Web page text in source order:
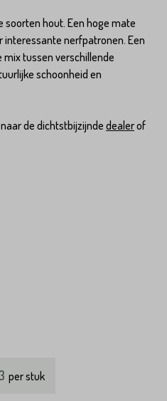
soorten hout. Een hoge mate
nerfpatronen. Een
tussen verschillende
schoonheid en
de dichtstbijzijnde dealerof
per stuk